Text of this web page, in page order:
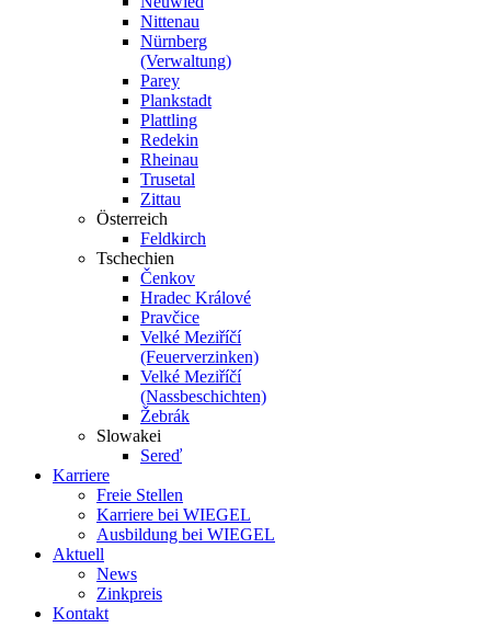
Nittenau
Nürnberg
(Verwaltung)
Parey
Plankstadt
Plattling
Redekin
Rheinau
Trusetal
Zittau
Österreich
Feldkirch
Tschechien
Čenkov
Hradec Králové
Pravčice
Velké Meziříčí
(Feuerverzinken)
Velké Meziříčí
(Nassbeschichten)
Žebrák
Slowakei
Sereď
Karriere
Freie Stellen
Karriere bei WIEGEL
Ausbildung bei WIEGEL
Aktuell
News
Zinkpreis
Kontakt